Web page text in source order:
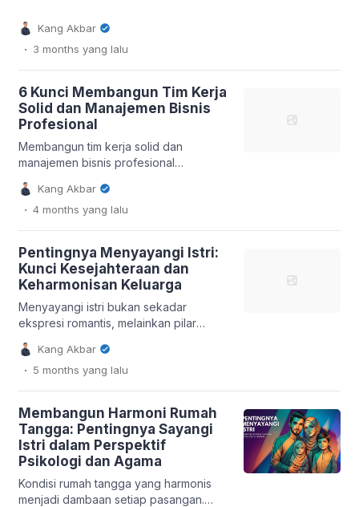
membangun […]
Kang Akbar
. 3 months yang lalu
6 Kunci Membangun Tim Kerja
Solid dan Manajemen Bisnis
Profesional
Membangun tim kerja solid dan
manajemen bisnis profesional
keberlanjutan dan pertumbuhan
sebuah organisasi. Kesuksesan bisnis
operasional yang didukung sistem dan
sumber daya manusia (SDM)
berkualitas. Artikel ini mengulas enam
kunci utama yang harus diterapkan
untuk mencapai tujuan tersebut, sejalan
Kang Akbar
. 4 months yang lalu
Pentingnya Menyayangi Istri:
Kunci Kesejahteraan dan
Keharmonisan Keluarga
Menyayangi istri bukan sekadar
ekspresi romantis, melainkan pilar
keluarga yang kokoh dan harmonis.
Berbagai penelitian dan pandangan
penghargaan terhadap pasangan
berkorelasi langsung dengan tingkat
kesejahteraan emosional seluruh
anggota keluarga, termasuk anak-anak.
Konsep menyayangi istri mencakup
berbagai aspek, mulai dari komunikasi
Kang Akbar
. 5 months yang lalu
Membangun Harmoni Rumah
Tangga: Pentingnya Sayangi
Istri dalam Perspektif
Psikologi dan Agama
Kondisi rumah tangga yang harmonis
menjadi dambaan setiap pasangan.